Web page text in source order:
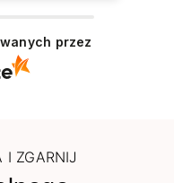
przez
I ZGARNIJ